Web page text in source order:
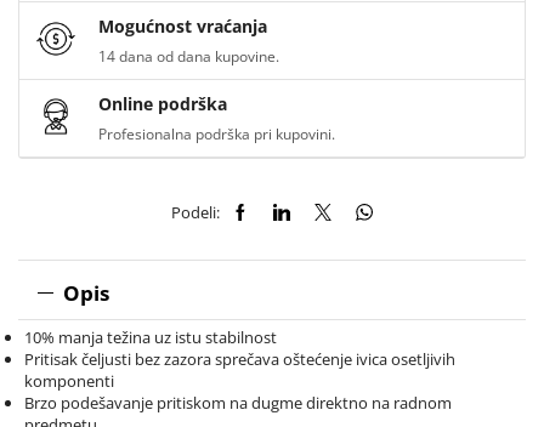
Mogućnost vraćanja
14 dana od dana kupovine.
Online podrška
Profesionalna podrška pri kupovini.
Podeli:
Opis
10% manja težina uz istu stabilnost
Pritisak čeljusti bez zazora sprečava oštećenje ivica osetljivih
komponenti
Brzo podešavanje pritiskom na dugme direktno na radnom